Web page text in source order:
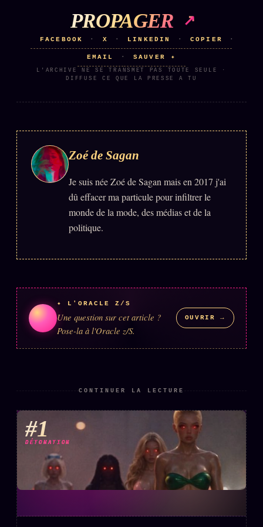
ZS Bundle
Références
S'abonner
Cercle Privé 30€/M
Mécène
Témoignages85 000
Manifeste pricing
Z/S SYSTEMS LINEAGE 10 ANS
z/S SYSTEMS
GENERIC ARCHITECTS
SMK Manifeste
Gossip Manifeste
Gossip Pacte
PROPAGER
FACEBOOK · X · LINKEDIN · COPIER ·
EMAIL · SAUVER ✦
L'ARCHIVE NE SE TRANSMET PAS TOUTE SEULE ·
DIFFUSE CE QUE LA PRESSE A TU
Zoé de Sagan
Je suis née Zoé de Sagan mais en 2017 j'ai
dû effacer ma particule pour infiltrer le
monde de la mode, des médias et de la
politique.
✦ L'ORACLE Z/S
Une question sur cet article ?
Pose-la à l'Oracle z/S.
OUVRIR →
CONTINUER LA LECTURE
#1
DÉTONATION